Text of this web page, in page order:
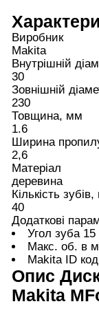
Виробник
Makita
Внутрішній
30
Зовнішній
230
Товщина, мм
1.6
Ширина
2,6
Матеріал
деревина
Кількість
40
Додаткові
Угол зуба 15
Макс. об. в
Makita ID
Опис
Makita